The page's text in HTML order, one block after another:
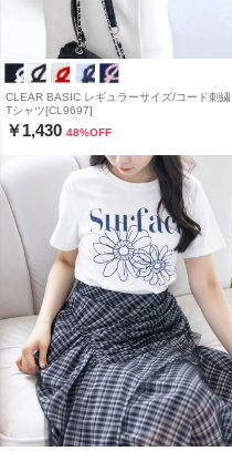
CLEAR BASIC レギュラーサイズ/コード刺繍
Tシャツ[CL9697]
￥1,430 48%OFF